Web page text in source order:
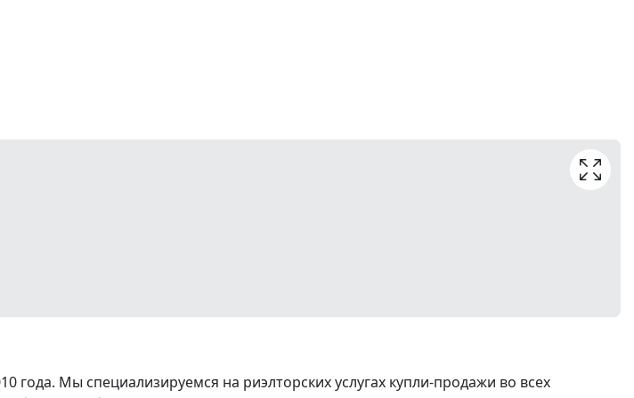
Мы специализируемся на риэлторских услугах купли-продажи во всех